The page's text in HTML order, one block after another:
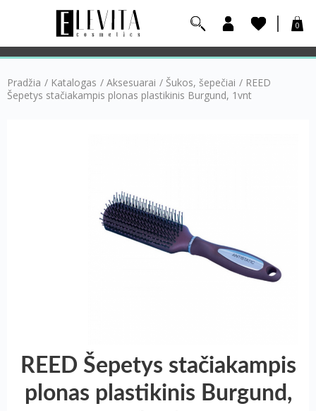
0
Pradžia / Katalogas / Aksesuarai / Šukos, šepečiai / REED
Šepetys stačiakampis plonas plastikinis Burgund, 1vnt
REED Šepetys stačiakampis
plonas plastikinis Burgund,